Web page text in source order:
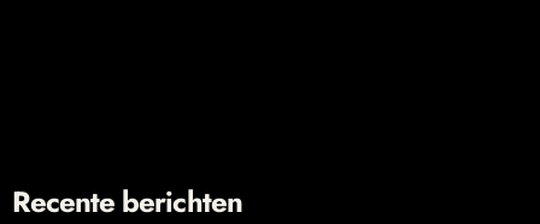
Recente berichten